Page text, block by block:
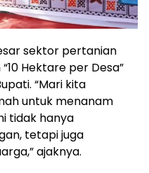
sektor pertanian
Hektare per Desa”
“Mari kita
untuk menanam
tidak hanya
tetapi juga
ajaknya.